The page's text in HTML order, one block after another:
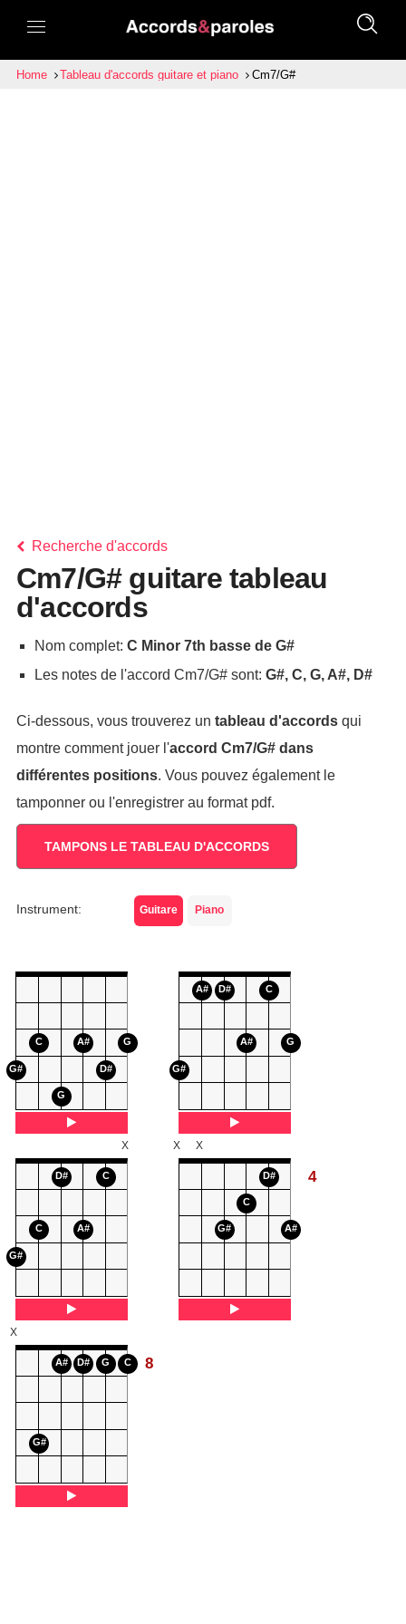
Home Tableau d'accords guitare et piano Cm7/G#
Recherche d'accords
Cm7/G# guitare tableau
d'accords
Nom complet: C Minor 7th basse de G#
Les notes de l'accord Cm7/G# sont: G#, C, G, A#, D#
Ci-dessous, vous trouverez un tableau d'accordsqui
montre comment jouer l'accord Cm7/G#dans
différentes positions. Vous pouvez également le
tamponner ou l'enregistrer au format pdf.
TAMPONS LE TABLEAU D'ACCORDS
Instrument: Guitare Piano
G#
C
G
A#
D#
G
G#
A# D#
A#
C
G
G#
C
D#
A#
C
X
G#
C
D#
A#
X X
4
G#
A# D# G C
X
8